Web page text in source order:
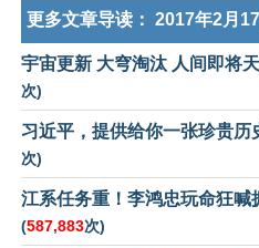
更多文章导读： 2017年2月
宇宙更新 大穹淘汰 人间即将
次)
习近平，提供给你一张珍贵历
次)
江系任务重！李鸿忠玩命狂喊
(587,883次)